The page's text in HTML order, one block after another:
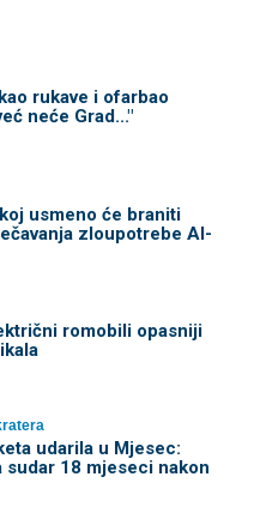
rukave i ofarbao
neće Grad..."
usmeno će braniti
zloupotrebe AI-
romobili opasniji
udarila u Mjesec:
sudar 18 mjeseci nakon